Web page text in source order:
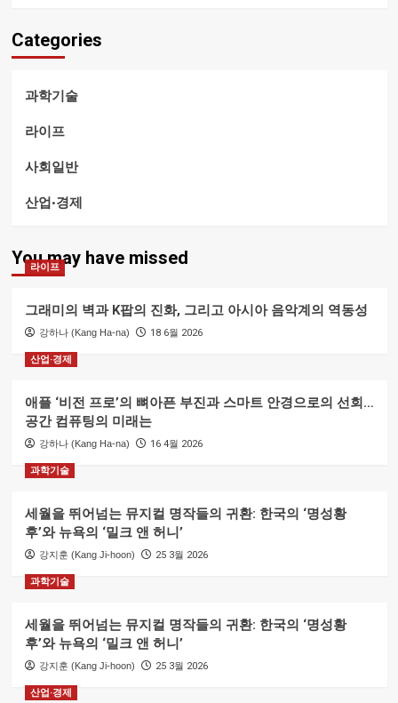
Categories
과학기술
라이프
사회일반
산업·경제
You may have missed
라이프
그래미의 벽과 K팝의 진화, 그리고 아시아 음악계의 역동성
강하나 (Kang Ha-na) 18 6월 2026
산업·경제
애플 ‘비전 프로’의 뼈아픈 부진과 스마트 안경으로의 선회…
공간 컴퓨팅의 미래는
강하나 (Kang Ha-na) 16 4월 2026
과학기술
세월을 뛰어넘는 뮤지컬 명작들의 귀환: 한국의 ‘명성황
후’와 뉴욕의 ‘밀크 앤 허니’
강지훈 (Kang Ji-hoon) 25 3월 2026
과학기술
세월을 뛰어넘는 뮤지컬 명작들의 귀환: 한국의 ‘명성황
후’와 뉴욕의 ‘밀크 앤 허니’
강지훈 (Kang Ji-hoon) 25 3월 2026
산업·경제